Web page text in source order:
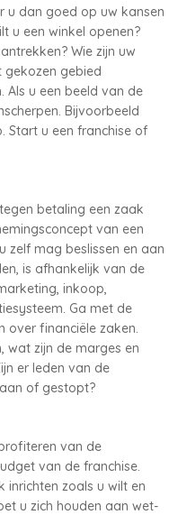
u dan goed op uw kansen
u een winkel openen?
Wie zijn uw
gekozen gebied
Als u een beeld van de
Bijvoorbeeld
Start u een franchise of
betaling een zaak
van een
zelf mag beslissen en aan
is afhankelijk van de
inkoop,
Ga met de
over financiële zaken.
wat zijn de marges en
er leden van de
of gestopt?
van de
van de franchise.
inrichten zoals u wilt en
u zich houden aan wet-